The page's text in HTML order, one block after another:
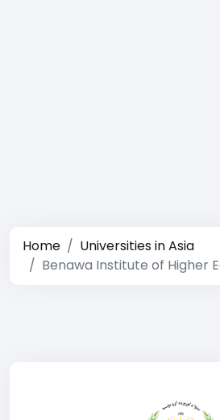
Home
Universities in Asia
Benawa Institute of Higher